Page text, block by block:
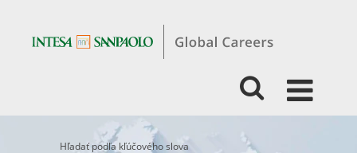
Hľadať podľa kľúčového slova